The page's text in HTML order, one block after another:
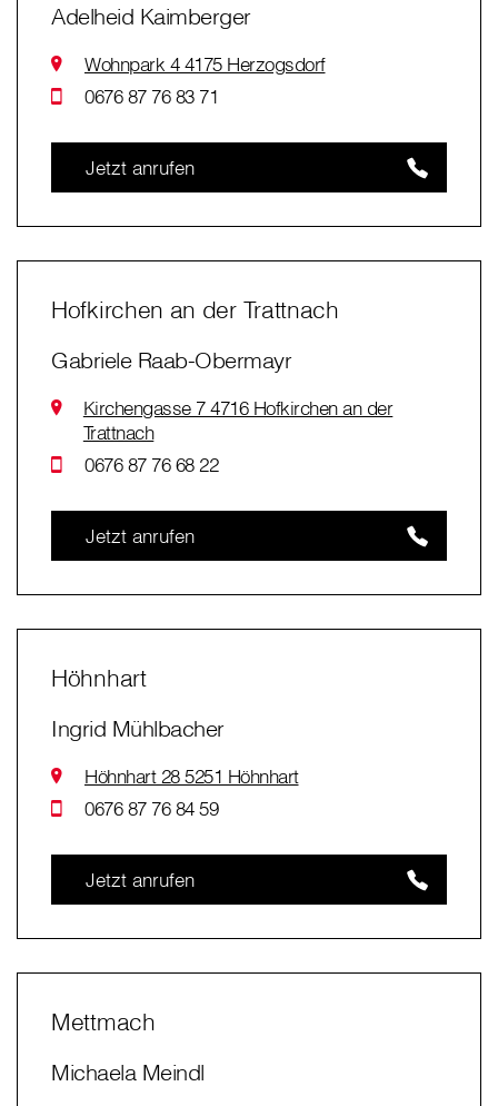
Adelheid Kaimberger
Wohnpark 4 4175 Herzogsdorf
0676 87 76 83 71
Jetzt anrufen
Hofkirchen an der Trattnach
Gabriele Raab-Obermayr
Kirchengasse 7 4716 Hofkirchen an der
Trattnach
0676 87 76 68 22
Jetzt anrufen
Höhnhart
Ingrid Mühlbacher
Höhnhart 28 5251 Höhnhart
0676 87 76 84 59
Jetzt anrufen
Mettmach
Michaela Meindl